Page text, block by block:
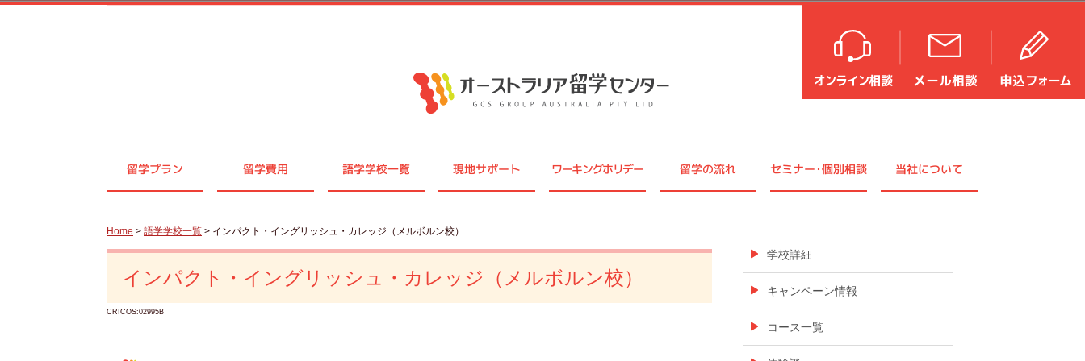
留学プラン 留学費用 語学学校一覧 現地サポート ワーキングホリデー 留学の流れ セミナー・個別相談 当社について
Home > 語学学校一覧 > インパクト・イングリッシュ・カレッジ（メルボルン校）
インパクト・イングリッシュ・カレッジ（メルボルン校）
CRICOS:02995B
学校詳細
キャンペーン情報
コース一覧